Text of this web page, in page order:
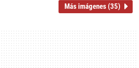
Más imágenes (35)